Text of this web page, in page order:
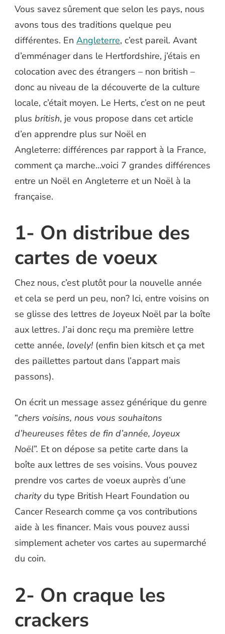
Vous savez sûrement que selon les pays, nous
avons tous des traditions quelque peu
différentes. En Angleterre, c’est pareil. Avant
d’emménager dans le Hertfordshire, j’étais en
colocation avec des étrangers – non british –
donc au niveau de la découverte de la culture
locale, c’était moyen. Le Herts, c’est on ne peut
plus british, je vous propose dans cet article
d’en apprendre plus sur Noël en
Angleterre: différences par rapport à la France,
comment ça marche…voici 7 grandes différences
entre un Noël en Angleterre et un Noël à la
française.
1- On distribue des
cartes de voeux
Chez nous, c’est plutôt pour la nouvelle année
et cela se perd un peu, non? Ici, entre voisins on
se glisse des lettres de Joyeux Noël par la boîte
aux lettres. J’ai donc reçu ma première lettre
cette année, lovely! (enfin bien kitsch et ça met
des paillettes partout dans l’appart mais
passons).
On écrit un message assez générique du genre
“chers voisins, nous vous souhaitons
d’heureuses fêtes de fin d’année, Joyeux
Noël”. Et on dépose sa petite carte dans la
boîte aux lettres de ses voisins. Vous pouvez
prendre vos cartes de voeux auprès d’une
charitydu type British Heart Foundation ou
Cancer Research comme ça vos contributions
aide à les financer. Mais vous pouvez aussi
simplement acheter vos cartes au supermarché
du coin.
2- On craque les
crackers